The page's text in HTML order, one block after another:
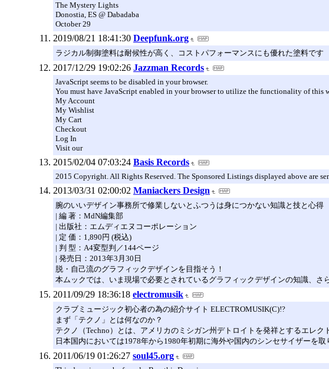
The Mystery Lights
Donostia, ES @ Dabadaba
October 29
2019/08/21 18:41:30 Deepfunk.org
ラジカル制御塗料は耐候性が高く、コストパフォーマンスにも優れた塗料です
2017/12/29 19:02:26 Jazzman Records
JavaScript seems to be disabled in your browser.
You must have JavaScript enabled in your browser to utilize the functionality of this
My Account
My Wishlist
My Cart
Checkout
Log In
Visit our
2015/02/04 07:03:24 Basis Records
2015 Copyright. All Rights Reserved. The Sponsored Listings displayed above are
2013/03/31 02:00:02 Maniackers Design
腕のいいデザイン事務所で修業しないとふつうは身につかない知識と技と心得
| 編 著：MdN編集部
| 出版社：エムディエヌコーポレーション
| 定 価：1,890円 (税込)
| 判 型：A4変型判／144ページ
| 発売日：2013年3月30日
脱・自己流のグラフィックデザインを目指そう！
本ムックでは、いま現場で必要とされているグラフィックデザインの知識、さ
2011/09/29 18:36:18 electromusik
クラブミュージック初心者の為の紹介サイト ELECTROMUSIK(C)!?
まず「テクノ」とは何なのか？
テクノ（Techno）とは、アメリカのミシガン州デトロイトを発祥とするエレク
日本国内においては1978年から1980年初期に海外や国内のシンセサイザーを
2011/06/19 01:26:27 soul45.org